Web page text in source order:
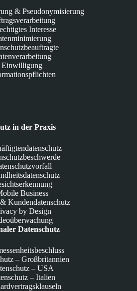
& Pseudonymisierung
Interesse
Einwilligung
in der Praxis
Business
Kundendatenschutz
by Design
Datenschutz
– Großbritannien
– USA
– Italien